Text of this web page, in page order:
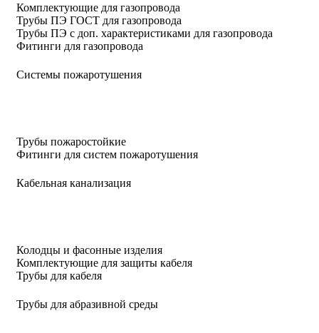
Комплектующие для газопровода
Трубы ПЭ ГОСТ для газопровода
Трубы ПЭ с доп. характеристиками для газопровода
Фитинги для газопровода
Системы пожаротушения
Трубы пожаростойкие
Фитинги для систем пожаротушения
Кабельная канализация
Колодцы и фасонные изделия
Комплектующие для защиты кабеля
Трубы для кабеля
Трубы для абразивной среды